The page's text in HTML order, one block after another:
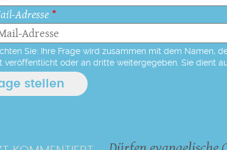
Adresse
Sie: Ihre Frage wird zusammen mit dem Namen,
veröffentlicht oder an dritte weitergegeben. Sie dient